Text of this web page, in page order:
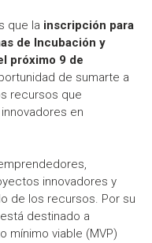
que la inscripción para
de Incubación y
próximo 9 de
de sumarte a
recursos que
en
innovadores y
de los recursos. Por su
destinado a
mínimo viable (MVP)